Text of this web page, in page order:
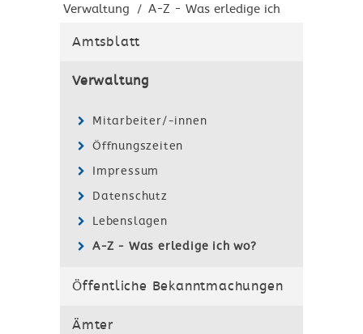
Verwaltung / A-Z - Was erledige ich
Amtsblatt
Verwaltung
Mitarbeiter/-innen
Öffnungszeiten
Impressum
Datenschutz
Lebenslagen
A-Z - Was erledige ich wo?
Öffentliche Bekanntmachungen
Ämter